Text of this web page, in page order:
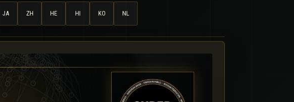
JA ZH HE HI KO NL